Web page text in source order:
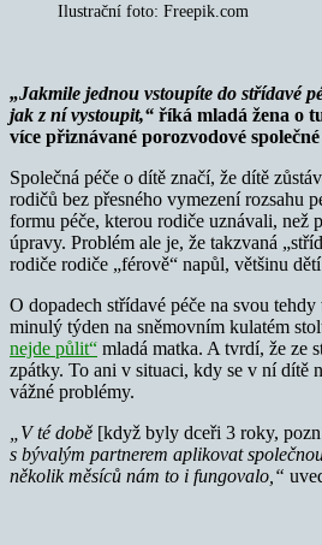
Ilustrační foto: Freepik.com
„Jakmile jednou vstoupíte do střídavé
jak z ní vystoupit,“ říká mladá žena o
více přiznávané porozvodové
Společná péče o dítě značí, že dítě
rodičů bez přesného vymezení rozsahu
formu péče, kterou rodiče uznávali, než
úpravy. Problém ale je, že takzvaná
rodiče rodiče „férově“ napůl, většinu
O dopadech střídavé péče na svou
minulý týden na sněmovním kulatém
nejde půlit“ mladá matka. A tvrdí, že ze
zpátky. To ani v situaci, kdy se v ní dítě
vážné problémy.
„V té době [když byly dceři 3 roky,
s bývalým partnerem aplikovat
několik měsíců nám to i fungovalo,“